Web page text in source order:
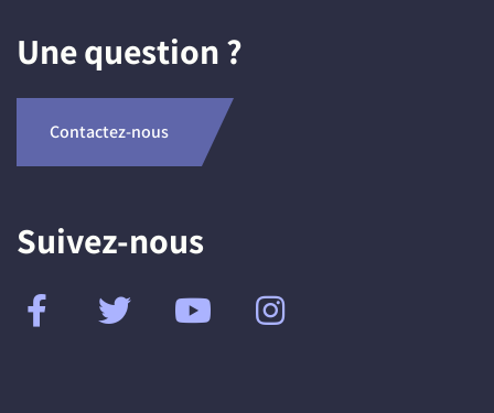
Une question ?
Contactez-nous
Suivez-nous